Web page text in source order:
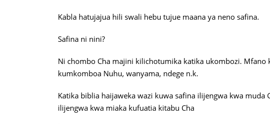
Kabla hatujajua hili swali hebu tujue maana ya neno safina.
Safina ni nini?
Ni chombo Cha majini kilichotumika katika ukombozi.
kumkomboa Nuhu, wanyama, ndege n.k.
Katika biblia haijaweka wazi kuwa safina ilijengwa kwa muda
ilijengwa kwa miaka kufuatia kitabu Cha